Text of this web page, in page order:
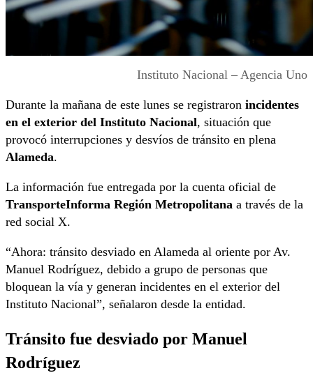
Instituto Nacional – Agencia Uno
Durante la mañana de este lunes se registraron incidentes
en el exterior del Instituto Nacional, situación que
provocó interrupciones y desvíos de tránsito en plena
Alameda.
La información fue entregada por la cuenta oficial de
TransporteInforma Región Metropolitana a través de la
red social X.
“Ahora: tránsito desviado en Alameda al oriente por Av.
Manuel Rodríguez, debido a grupo de personas que
bloquean la vía y generan incidentes en el exterior del
Instituto Nacional”, señalaron desde la entidad.
Tránsito fue desviado por Manuel
Rodríguez